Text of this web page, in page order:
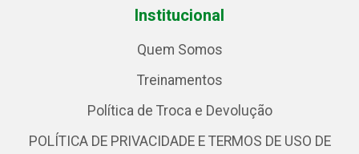
Institucional
Quem Somos
Treinamentos
Política de Troca e Devolução
POLÍTICA DE PRIVACIDADE E TERMOS DE USO DE